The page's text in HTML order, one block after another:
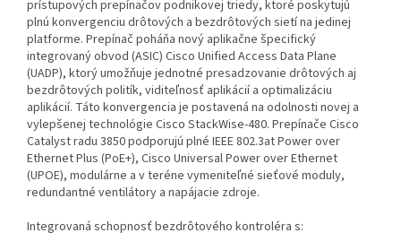
prístupových prepínačov podnikovej triedy, ktoré poskytujú
plnú konvergenciu drôtových a bezdrôtových sietí na jedinej
platforme. Prepínač poháňa nový aplikačne špecifický
integrovaný obvod (ASIC) Cisco Unified Access Data Plane
(UADP), ktorý umožňuje jednotné presadzovanie drôtových aj
bezdrôtových politík, viditeľnosť aplikácií a optimalizáciu
aplikácií. Táto konvergencia je postavená na odolnosti novej a
vylepšenej technológie Cisco StackWise-480. Prepínače Cisco
Catalyst radu 3850 podporujú plné IEEE 802.3at Power over
Ethernet Plus (PoE+), Cisco Universal Power over Ethernet
(UPOE), modulárne a v teréne vymeniteľné sieťové moduly,
redundantné ventilátory a napájacie zdroje.
Integrovaná schopnosť bezdrôtového kontroléra s: